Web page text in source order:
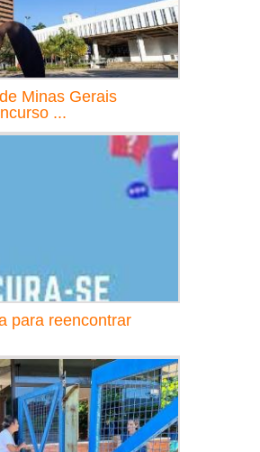
Minas Gerais
...
para reencontrar